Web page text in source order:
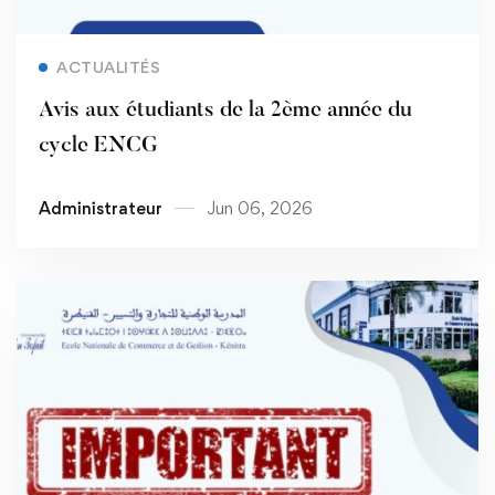
ACTUALITÉS
Avis aux étudiants de la 2ème année du
cycle ENCG
Administrateur Jun 06, 2026